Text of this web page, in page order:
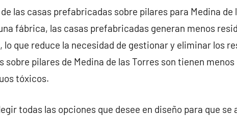
las casas prefabricadas sobre pilares para Medina de
fábrica, las casas prefabricadas generan menos
que reduce la necesidad de gestionar y eliminar los
sobre pilares de Medina de las Torres son tienen
tóxicos.
todas las opciones que desee en diseño para que se